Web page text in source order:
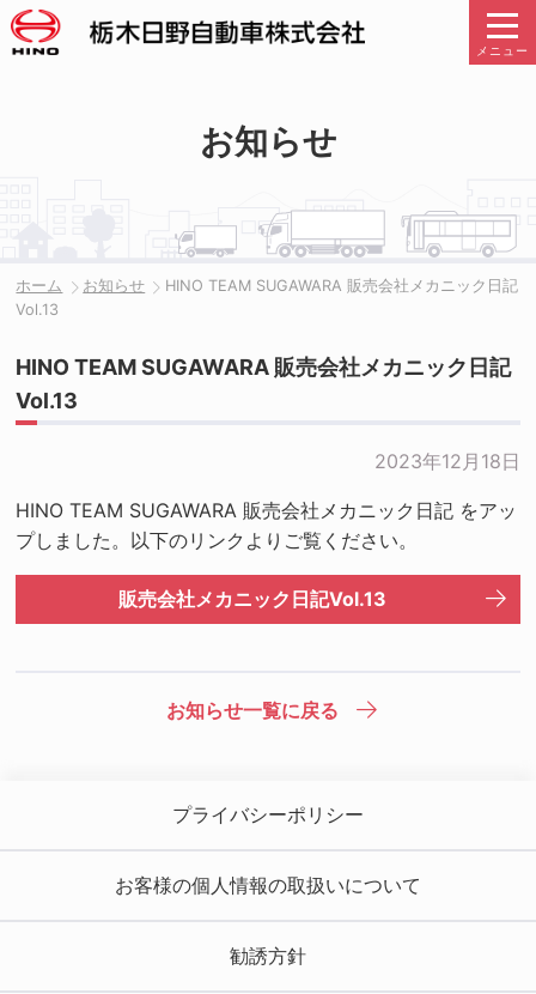
メニュー
お知らせ
ホーム お知らせ
HINO TEAM SUGAWARA 販売会社メカニック日記
Vol.13
HINO TEAM SUGAWARA 販売会社メカニック日記
Vol.13
2023年12月18日
HINO TEAM SUGAWARA 販売会社メカニック日記 をアッ
プしました。以下のリンクよりご覧ください。
販売会社メカニック日記Vol.13
お知らせ一覧に戻る
プライバシーポリシー
お客様の個人情報の取扱いについて
勧誘方針